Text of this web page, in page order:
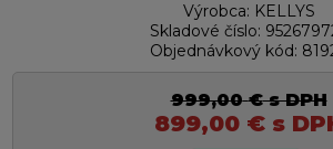
Výrobca: KELLYS
Skladové číslo:
Objednávkový kód:
999,00 €s DPH
899,00 €s